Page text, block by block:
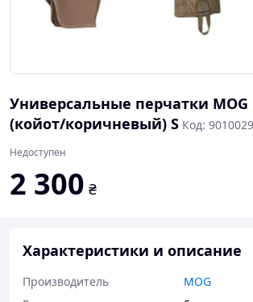
Универсальные перчатки
(койот/коричневый) S Код: 9010029
Недоступен
2 300 ₴
Характеристики и описание
Производитель
MOG